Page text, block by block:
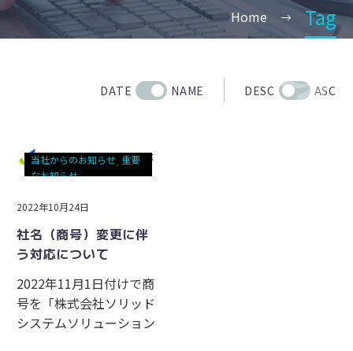
Home Tag
DATE NAME DESC ASC
当社からのお知らせ 重要
なお知らせ
2022年10月24日
社名（商号）変更に伴
う対応について
2022年11月1日付けで商
号を「株式会社ソリッド
システムソリューション